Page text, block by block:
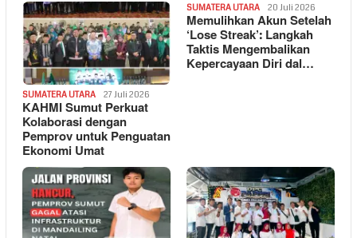
SUMATERA UTARA 27 Juli 2026
KAHMI Sumut Perkuat
Kolaborasi dengan
Pemprov untuk Penguatan
Ekonomi Umat
SUMATERA UTARA 20 Juli 2026
Memulihkan Akun Setelah
‘Lose Streak’: Langkah
Taktis Mengembalikan
Kepercayaan Diri dal…